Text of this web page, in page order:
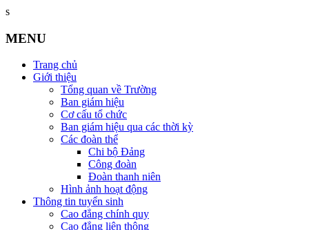
s
MENU
Trang chủ
Giới thiệu
Tổng quan về Trường
Ban giám hiệu
Cơ cấu tổ chức
Ban giám hiệu qua các thời kỳ
Các đoàn thể
Chi bộ Đảng
Công đoàn
Đoàn thanh niên
Hình ảnh hoạt động
Thông tin tuyển sinh
Cao đẳng chính quy
Cao đẳng liên thông